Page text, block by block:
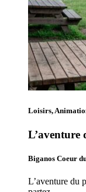
Loisirs,
L’aventure
Biganos Coeur
L’aventure du